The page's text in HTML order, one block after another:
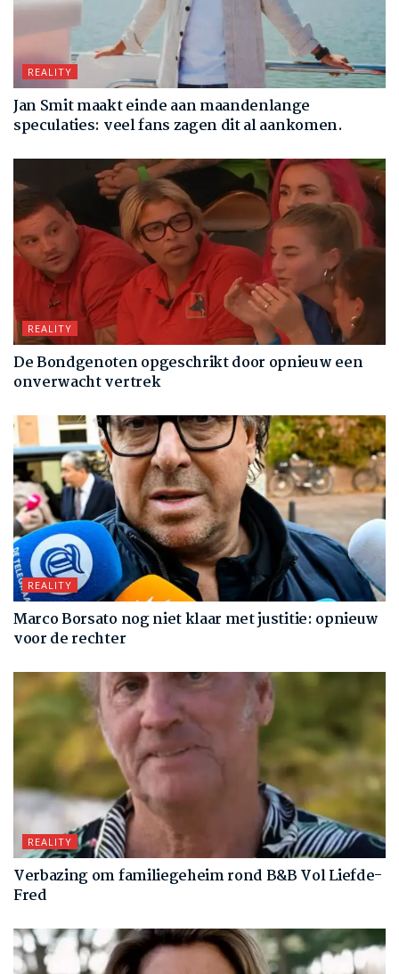
REALITY
Jan Smit maakt einde aan maandenlange
speculaties: veel fans zagen dit al aankomen.
REALITY
De Bondgenoten opgeschrikt door opnieuw een
onverwacht vertrek
REALITY
Marco Borsato nog niet klaar met justitie: opnieuw
voor de rechter
REALITY
Verbazing om familiegeheim rond B&B Vol Liefde-
Fred